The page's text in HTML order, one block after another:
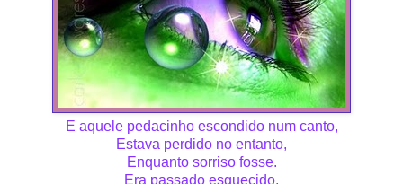
E aquele pedacinho escondido num canto,
Estava perdido no entanto,
Enquanto sorriso fosse.
Era passado esquecido,